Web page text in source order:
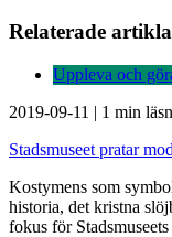
Relaterade
Uppleva och
2019-09-11 | 1 min
Stadsmuseet pratar
Kostymens som
historia, det kristna
fokus för